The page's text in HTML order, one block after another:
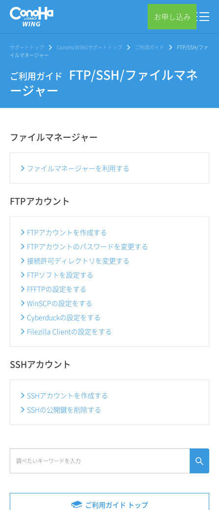
お申し込み
サポートトップ ConoHa WINGサポートトップ ご利用ガイド
FTP/SSH/ファ
イルマネージャー
ご利用ガイド
FTP/SSH/ファイルマネ
ージャー
ご利用ガイド トップ
ファイルマネージャー
ファイルマネージャーを利用する
FTPアカウント
FTPアカウントを作成する
FTPアカウントのパスワードを変更する
接続許可ディレクトリを変更する
FTPソフトを設定する
FFFTPの設定をする
WinSCPの設定をする
Cyberduckの設定をする
Filezilla Clientの設定をする
SSHアカウント
SSHアカウントを作成する
SSHの公開鍵を削除する